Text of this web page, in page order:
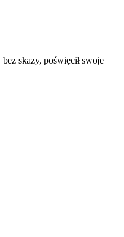
skazy, poświęcił swoje